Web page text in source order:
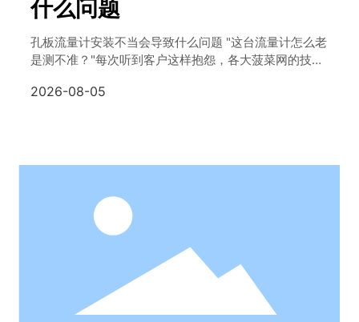
什么问题
孔板流量计安装不当会导致什么问题 "这台流量计怎么老
是测不准？"每次听到客户这样抱怨，各大菠菜网的技术
表本身，而在安装环节。在工业流量测量领域，孔板流
2026-08-05
了解更多